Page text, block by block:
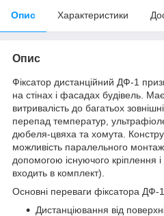
Опис Характеристики
Опис
Фіксатор дистанційний ДФ-1
на стінах і фасадах будівель.
витривалість до багатьох
перепад температур,
дюбеля-цвяха та хомута.
можливість паралельного
допомогою існуючого кріплення
входить в комплект).
Основні переваги фіксатора ДФ-
Дистанціювання від